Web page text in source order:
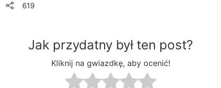
619
Jak przydatny był ten post?
Kliknij na gwiazdkę, aby ocenić!